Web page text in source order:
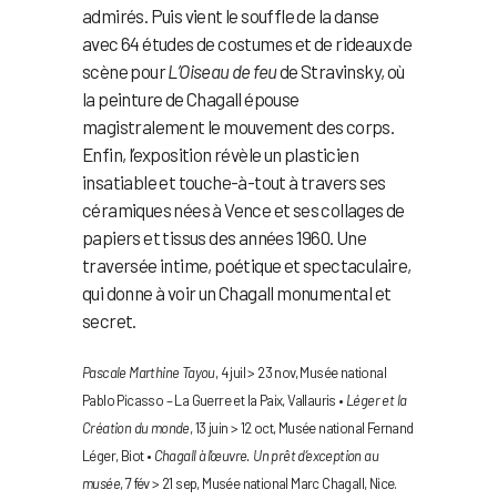
admirés. Puis vient le souffle de la danse
avec 64 études de costumes et de rideaux de
scène pourL’Oiseau de feude Stravinsky, où
la peinture de Chagall épouse
magistralement le mouvement des corps.
Enfin, l’exposition révèle un plasticien
insatiable et touche-à-tout à travers ses
céramiques nées à Vence et ses collages de
papiers et tissus des années 1960. Une
traversée intime, poétique et spectaculaire,
qui donne à voir un Chagall monumental et
secret.
Pascale Marthine Tayou, 4 juil > 23 nov, Musée national
Pablo Picasso – La Guerre et la Paix, Vallauris • Léger et la
Création du monde, 13 juin > 12 oct, Musée national Fernand
Léger, Biot • Chagall à l’œuvre. Un prêt d’exception au
musée, 7 fév > 21 sep, Musée national Marc Chagall, Nice.